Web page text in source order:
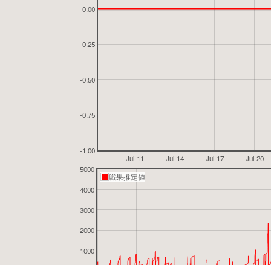
Jul 11 Jul 14 Jul 17 Jul 20
-1.00
-0.75
-0.50
-0.25
0.00
1000
2000
3000
4000
5000
戦果推定値